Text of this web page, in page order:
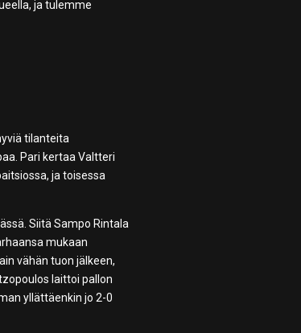
ja tulemme
tilanteita
Pari kertaa Valtteri
ja toisessa
Siitä Sampo Rintala
mukaan
vähän tuon jälkeen,
laittoi pallon
yllättäenkin jo 2-0